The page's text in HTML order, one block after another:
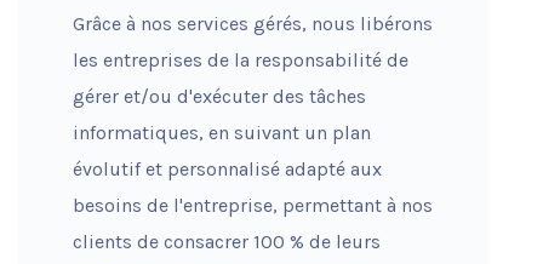
Grâce à nos services gérés, nous libérons
les entreprises de la responsabilité de
gérer et/ou d'exécuter des tâches
informatiques, en suivant un plan
évolutif et personnalisé adapté aux
besoins de l'entreprise, permettant à nos
clients de consacrer 100 % de leurs